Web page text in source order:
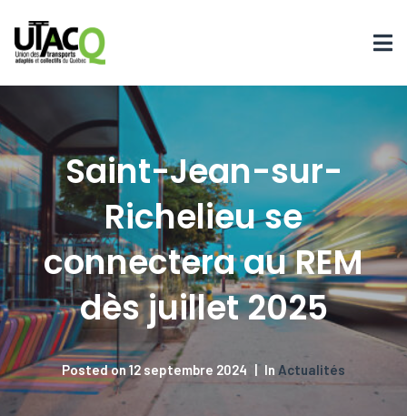
Saint-Jean-sur-
Richelieu se
connectera au REM
dès juillet 2025
Posted on12 septembre 2024 In Actualités